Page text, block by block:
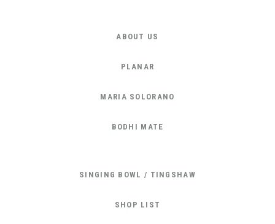
ABOUT US
PLANAR
MARIA SOLORANO
BODHI MATE
SINGING BOWL / TINGSHAW
SHOP LIST